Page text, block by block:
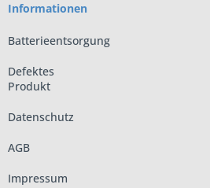
Informationen
Batterieentsorgung
Defektes
Produkt
Datenschutz
AGB
Impressum